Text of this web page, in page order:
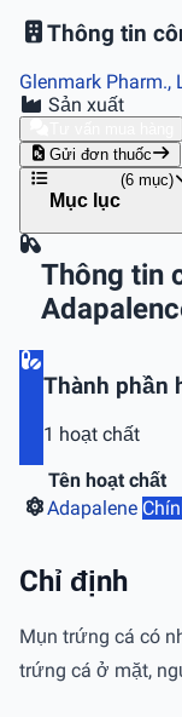
Thông tin
Glenmark Pharm.,
Sản xuất
Gửi đơn thuốc
Mục lục
(6 mục)
Thông tin
Thành phần
1 hoạt chất
Tên hoạt chất
Adapalene
Chỉ định
Mụn trứng cá có
trứng cá ở mặt,